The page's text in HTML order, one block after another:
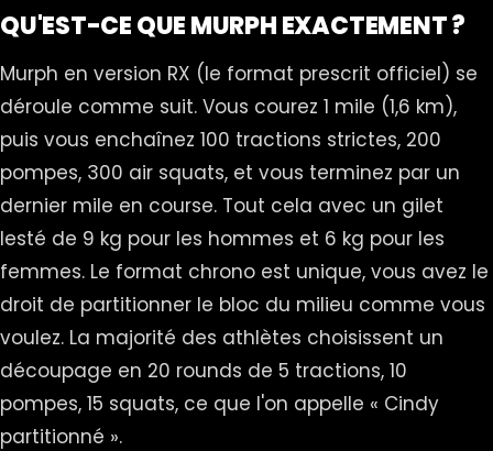
QU'EST-CE QUE MURPH EXACTEMENT ?
Murph en version RX (le format prescrit officiel) se
déroule comme suit. Vous courez 1 mile (1,6 km),
puis vous enchaînez 100 tractions strictes, 200
pompes, 300 air squats, et vous terminez par un
dernier mile en course. Tout cela avec un gilet
lesté de 9 kg pour les hommes et 6 kg pour les
femmes. Le format chrono est unique, vous avez le
droit de partitionner le bloc du milieu comme vous
voulez. La majorité des athlètes choisissent un
découpage en 20 rounds de 5 tractions, 10
pompes, 15 squats, ce que l'on appelle « Cindy
partitionné ».